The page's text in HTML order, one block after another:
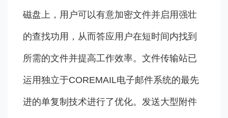
磁盘上，用户可以有意加密文件并启用强壮
的查找功用，从而答应用户在短时间内找到
所需的文件并提高工作效率。文件传输站已
运用独立于COREMAIL电子邮件系统的最先
进的单复制技术进行了优化。发送大型附件